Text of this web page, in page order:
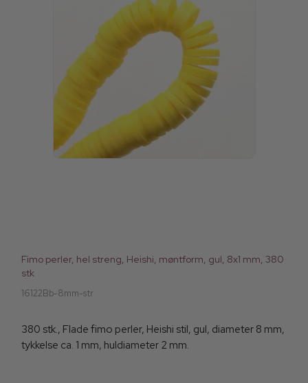
Fimo perler, hel streng, Heishi, møntform, gul, 8x1 mm, 380
stk
16122Bb-8mm-str
380 stk., Flade fimo perler, Heishi stil, gul, diameter 8 mm,
tykkelse ca. 1 mm, huldiameter 2 mm.